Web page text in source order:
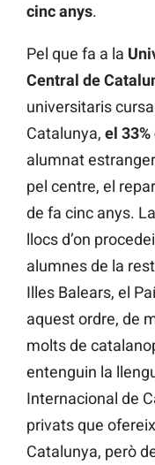
cinc anys.
Pel que fa a la
Central de
universitaris
Catalunya, el
alumnat
pel centre, el
de fa cinc anys.
llocs d’on
alumnes de la
Illes Balears, el
aquest ordre, de
molts de
entenguin la
Internacional de
privats que
Catalunya, però